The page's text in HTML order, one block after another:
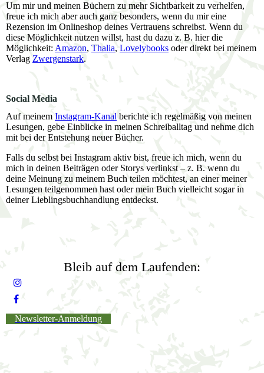
Um mir und meinen Büchern zu mehr Sichtbarkeit zu verhelfen,
freue ich mich aber auch ganz besonders, wenn du mir eine
Rezension im Onlineshop deines Vertrauens schreibst. Wenn du
diese Möglichkeit nutzen willst, hast du dazu z. B. hier die
Möglichkeit: Amazon, Thalia, Lovelybooks oder direkt bei meinem
Verlag Zwergenstark.
Social Media
Auf meinem Instagram-Kanal berichte ich regelmäßig von meinen
Lesungen, gebe Einblicke in meinen Schreiballtag und nehme dich
mit bei der Entstehung neuer Bücher.
Falls du selbst bei Instagram aktiv bist, freue ich mich, wenn du
mich in deinen Beiträgen oder Storys verlinkst – z. B. wenn du
deine Meinung zu meinem Buch teilen möchtest, an einer meiner
Lesungen teilgenommen hast oder mein Buch vielleicht sogar in
deiner Lieblingsbuchhandlung entdeckst.
Bleib auf dem Laufenden:
Newsletter-Anmeldung